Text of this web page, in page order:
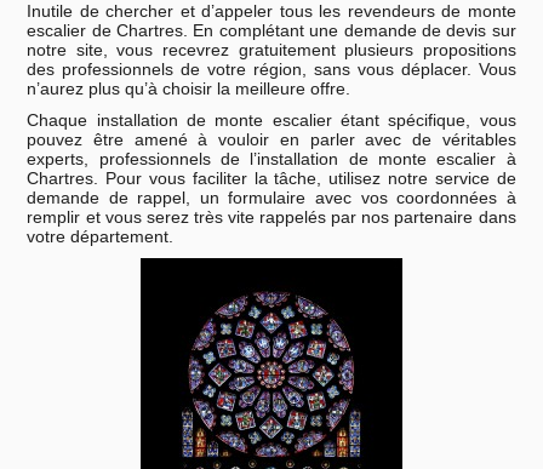
Inutile de chercher et d’appeler tous les revendeurs de monte
escalier de Chartres. En complétant une demande de devis sur
notre site, vous recevrez gratuitement plusieurs propositions
des professionnels de votre région, sans vous déplacer. Vous
n’aurez plus qu’à choisir la meilleure offre.
Chaque installation de monte escalier étant spécifique, vous
pouvez être amené à vouloir en parler avec de véritables
experts, professionnels de l’installation de monte escalier à
Chartres. Pour vous faciliter la tâche, utilisez notre service de
demande de rappel, un formulaire avec vos coordonnées à
remplir et vous serez très vite rappelés par nos partenaire dans
votre département.